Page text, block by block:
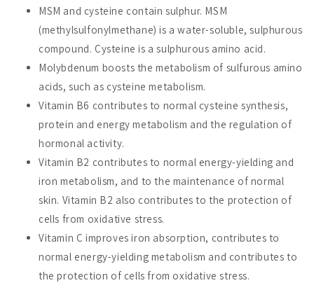
MSM and cysteine contain sulphur. MSM
(methylsulfonylmethane) is a water-soluble, sulphurous
compound. Cysteine is a sulphurous amino acid.
Molybdenum boosts the metabolism of sulfurous amino
acids, such as cysteine metabolism.
Vitamin B6 contributes to normal cysteine synthesis,
protein and energy metabolism and the regulation of
hormonal activity.
Vitamin B2 contributes to normal energy-yielding and
iron metabolism, and to the maintenance of normal
skin. Vitamin B2 also contributes to the protection of
cells from oxidative stress.
Vitamin C improves iron absorption, contributes to
normal energy-yielding metabolism and contributes to
the protection of cells from oxidative stress.